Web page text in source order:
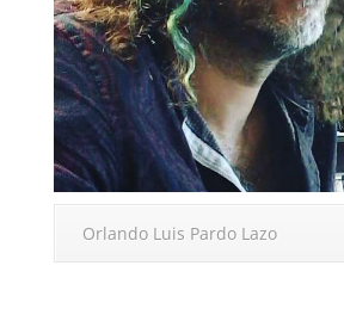
Orlando Luis Pardo Lazo